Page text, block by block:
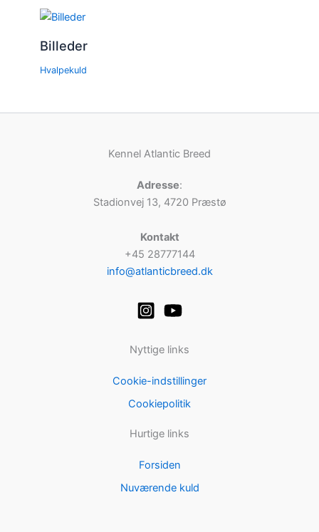
Billeder
Hvalpekuld
Kennel Atlantic Breed
Adresse:
Stadionvej 13, 4720 Præstø
Kontakt
+45 28777144
info@atlanticbreed.dk
Nyttige links
Cookie-indstillinger
Cookiepolitik
Hurtige links
Forsiden
Nuværende kuld